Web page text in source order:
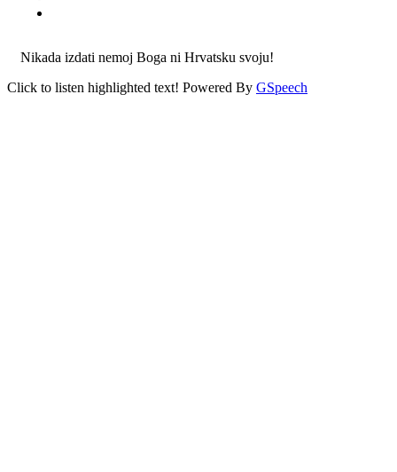
Nikada izdati nemoj Boga ni Hrvatsku svoju!
Click to listen highlighted text! Powered By GSpeech